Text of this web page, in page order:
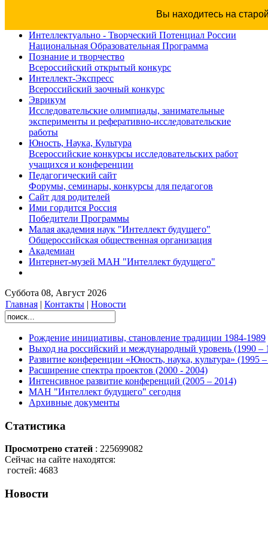
Вы находитесь на
Интеллектуально - Творческий Потенциал России
Национальная Образовательная Программа
Познание и творчество
Всероссийский открытый конкурс
Интеллект-Экспресс
Всероссийский заочный конкурс
Эврикум
Исследовательские олимпиады, занимательные
эксперименты и реферативно-исследовательские
работы
Юность, Наука, Культура
Всероссийские конкурсы исследовательских работ
учащихся и конференции
Педагогический сайт
Форумы, семинары, конкурсы для педагогов
Сайт для родителей
Ими гордится Россия
Победители Программы
Малая академия наук "Интеллект будущего"
Общероссийская общественная организация
Академиан
Интернет-музей МАН "Интеллект будущего"
Суббота 08, Август 2026
Главная | Контакты | Новости
Рождение инициативы, становление традиции 1984-1989
Выход на российский и международный уровень (1990 –
Развитие конференции «Юность, наука, культура» (1995 –
Расширение спектра проектов (2000 - 2004)
Интенсивное развитие конференций (2005 – 2014)
МАН "Интеллект будущего" сегодня
Архивные документы
Статистика
Просмотрено статей : 225699082
Сейчас на сайте находятся:
гостей: 4683
Новости